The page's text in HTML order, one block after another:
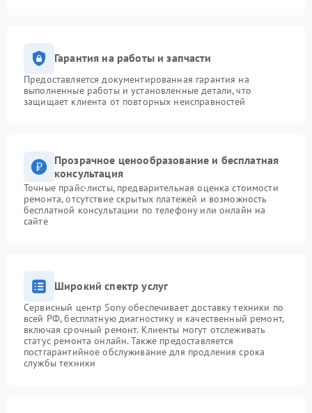
Гарантия на работы и запчасти
Предоставляется документированная гарантия на
выполненные работы и установленные детали, что
защищает клиента от повторных неисправностей
Прозрачное ценообразование и бесплатная
консультация
Точные прайс-листы, предварительная оценка стоимости
ремонта, отсутствие скрытых платежей и возможность
бесплатной консультации по телефону или онлайн на
сайте
Широкий спектр услуг
Сервисный центр Sony обеспечивает доставку техники по
всей РФ, бесплатную диагностику и качественный ремонт,
включая срочный ремонт. Клиенты могут отслеживать
статус ремонта онлайн. Также предоставляется
постгарантийное обслуживание для продления срока
службы техники